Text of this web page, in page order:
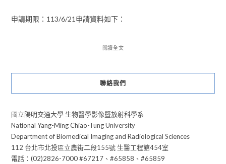
申請期限：113/6/21申請資料如下：
閱讀全文
聯絡我們
國立陽明交通大學 生物醫學影像暨放射科學系
National Yang-Ming Chiao-Tung University
Department of Biomedical Imaging and Radiological Sciences
112 台北市北投區立農街二段155號 生醫工程館454室
電話：(02)2826-7000 #67217、#65858、#65859